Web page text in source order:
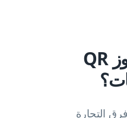
من يستخدم رموز QR
التجارة